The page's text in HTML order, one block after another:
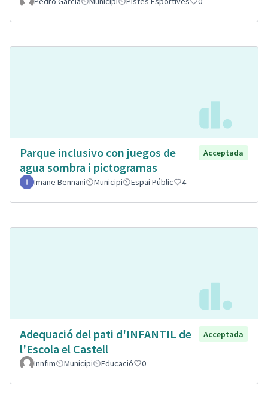
Parque inclusivo con juegos de
agua sombra i pictogramas
Acceptada
Imane Bennani Municipi Espai Públic 4
Adequació del pati d'INFANTIL de
l'Escola el Castell
Acceptada
Innfim Municipi Educació 0